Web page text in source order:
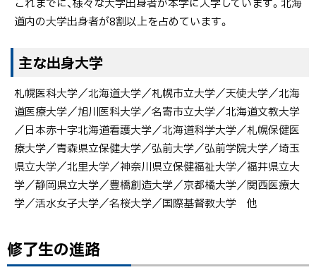
道内の大学出身者が8割以上を占めています。
主な出身大学
札幌医科大学／北海道大学／札幌市立大学／天使大学／北海
道医療大学／旭川医科大学／名寄市立大学／北海道文教大学
／日本赤十字北海道看護大学／北海道科学大学／札幌保健医
療大学／青森県立保健大学／弘前大学／弘前学院大学／埼玉
県立大学／北里大学／神奈川県立保健福祉大学／福井県立大
学／静岡県立大学／豊橋創造大学／京都橘大学／関西医療大
学／活水女子大学／名桜大学／国際基督教大学 他
修了生の進路